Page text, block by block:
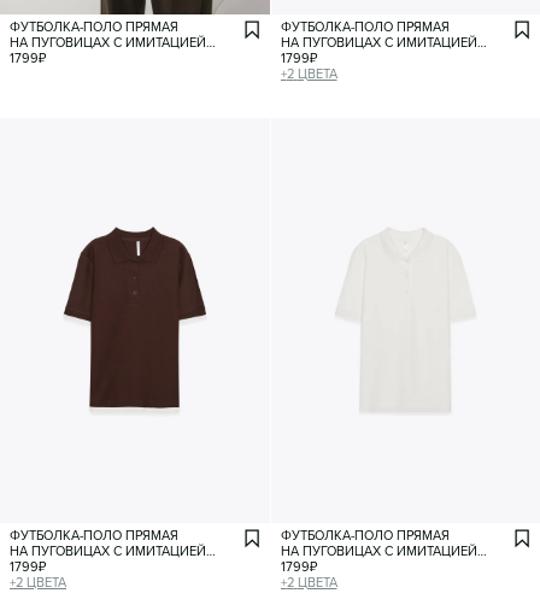
ФУТБОЛКА-ПОЛО ПРЯМАЯ
НА ПУГОВИЦАХ С ИМИТАЦИЕЙ
ВТОРОГО СЛОЯ
1799₽
ФУТБОЛКА-ПОЛО ПРЯМАЯ
НА ПУГОВИЦАХ С ИМИТАЦИЕЙ
ВТОРОГО СЛОЯ
1799₽
+2 ЦВЕТА
ФУТБОЛКА-ПОЛО ПРЯМАЯ
НА ПУГОВИЦАХ С ИМИТАЦИЕЙ
ВТОРОГО СЛОЯ
1799₽
+2 ЦВЕТА
ФУТБОЛКА-ПОЛО ПРЯМАЯ
НА ПУГОВИЦАХ С ИМИТАЦИЕЙ
ВТОРОГО СЛОЯ
1799₽
+2 ЦВЕТА